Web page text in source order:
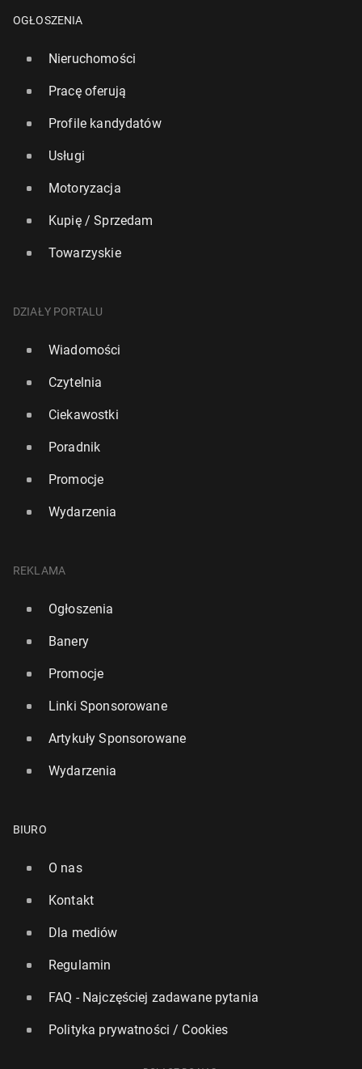
OGŁOSZENIA
Nieruchomości
Pracę oferują
Profile kandydatów
Usługi
Motoryzacja
Kupię / Sprzedam
Towarzyskie
DZIAŁY PORTALU
Wiadomości
Czytelnia
Ciekawostki
Poradnik
Promocje
Wydarzenia
REKLAMA
Ogłoszenia
Banery
Promocje
Linki Sponsorowane
Artykuły Sponsorowane
Wydarzenia
BIURO
O nas
Kontakt
Dla mediów
Regulamin
FAQ - Najczęściej zadawane pytania
Polityka prywatności / Cookies